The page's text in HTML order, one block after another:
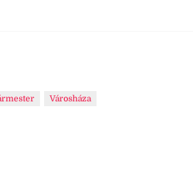
Városháza